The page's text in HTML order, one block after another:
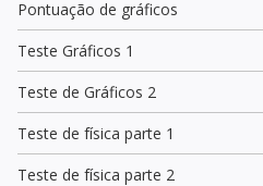
Pontuação de gráficos
Teste Gráficos 1
Teste de Gráficos 2
Teste de física parte 1
Teste de física parte 2